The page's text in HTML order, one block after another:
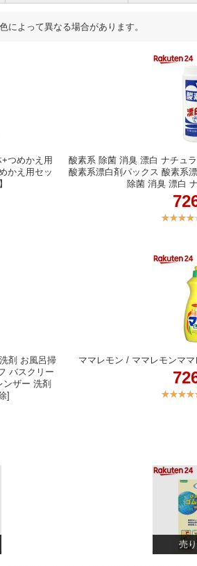
によって異なる場合があります。
つめかえ用
かえ用セッ
酸素系 除菌 消臭 漂白 ナチュ
酸素系漂白剤パックス 酸素系
除菌 消臭 漂白
剤 お風呂掃
バスクリー
ザー 洗剤
]
ママレモン / ママレモンママ
売